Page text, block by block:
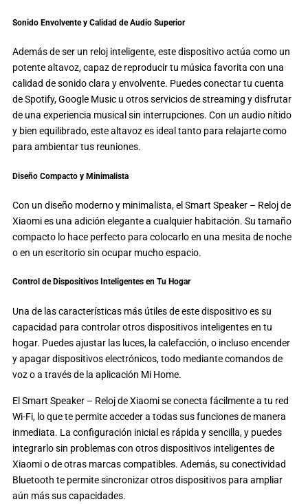
Sonido Envolvente y Calidad de Audio Superior
Además de ser un reloj inteligente, este dispositivo actúa como un
potente altavoz, capaz de reproducir tu música favorita con una
calidad de sonido clara y envolvente. Puedes conectar tu cuenta
de Spotify, Google Music u otros servicios de streaming y disfrutar
de una experiencia musical sin interrupciones. Con un audio nítido
y bien equilibrado, este altavoz es ideal tanto para relajarte como
para ambientar tus reuniones.
Diseño Compacto y Minimalista
Con un diseño moderno y minimalista, el Smart Speaker – Reloj de
Xiaomi es una adición elegante a cualquier habitación. Su tamaño
compacto lo hace perfecto para colocarlo en una mesita de noche
o en un escritorio sin ocupar mucho espacio.
Control de Dispositivos Inteligentes en Tu Hogar
Una de las características más útiles de este dispositivo es su
capacidad para controlar otros dispositivos inteligentes en tu
hogar. Puedes ajustar las luces, la calefacción, o incluso encender
y apagar dispositivos electrónicos, todo mediante comandos de
voz o a través de la aplicación Mi Home.
El Smart Speaker – Reloj de Xiaomi se conecta fácilmente a tu red
Wi-Fi, lo que te permite acceder a todas sus funciones de manera
inmediata. La configuración inicial es rápida y sencilla, y puedes
integrarlo sin problemas con otros dispositivos inteligentes de
Xiaomi o de otras marcas compatibles. Además, su conectividad
Bluetooth te permite sincronizar otros dispositivos para ampliar
aún más sus capacidades.